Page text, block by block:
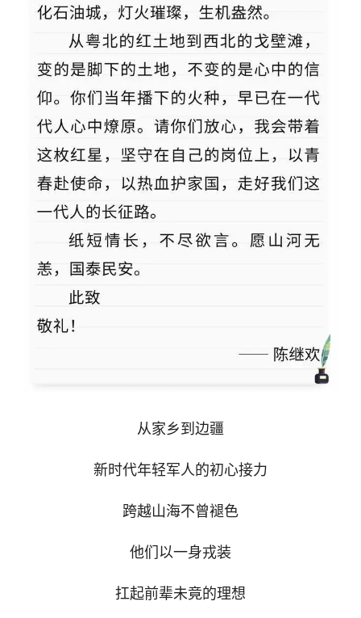
从家乡到边疆
新时代年轻军人的初心接力
跨越山海不曾褪色
他们以一身戎装
扛起前辈未竟的理想